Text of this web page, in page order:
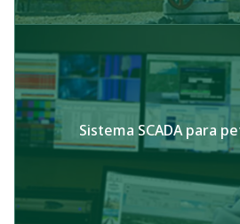
Sistema SCADA para